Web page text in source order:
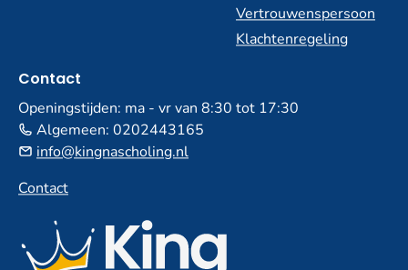
Vertrouwenspersoon
Klachtenregeling
Contact
Openingstijden: ma - vr van 8:30 tot 17:30
Algemeen: 0202443165
info@kingnascholing.nl
Contact